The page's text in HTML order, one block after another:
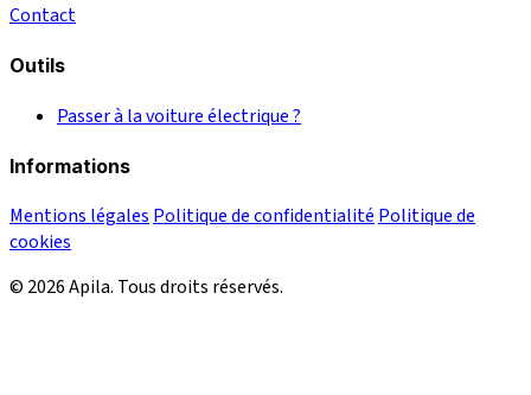
Contact
Outils
Passer à la voiture électrique ?
Informations
Mentions légales Politique de confidentialité Politique de
cookies
© 2026 Apila. Tous droits réservés.